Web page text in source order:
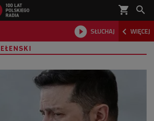
shopping_cart 
 SŁUCHAJ  WIĘCEJ
